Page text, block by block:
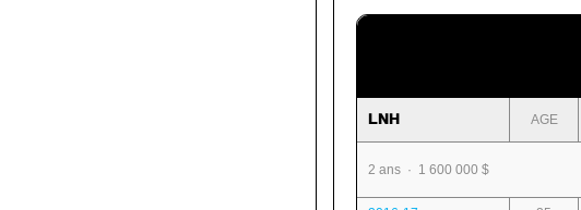
LNH AGE
2 ans · 1 600 000 $